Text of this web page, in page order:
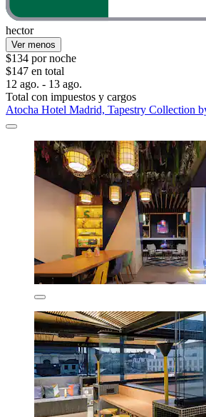
hector
Ver menos
$134 por noche
$147 en total
12 ago. - 13 ago.
Total con impuestos y cargos
Atocha Hotel Madrid, Tapestry Collection